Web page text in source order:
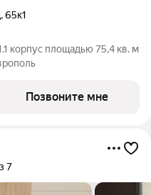
,65к1
корпус площадью 75,4 кв. м
Позвоните мне
7